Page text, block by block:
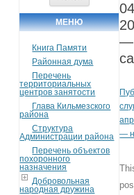
МЕНЮ
Книга Памяти
Районная дума
Перечень
территориальных
центров занятости
Глава Кильмезского
района
Структура
Администрации района
Перечень объектов
похоронного
назначения
Добровольная
народная дружина
—
—